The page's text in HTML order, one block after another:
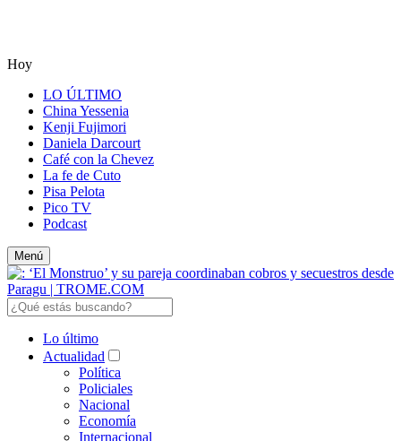
Hoy
LO ÚLTIMO
China Yessenia
Kenji Fujimori
Daniela Darcourt
Café con la Chevez
La fe de Cuto
Pisa Pelota
Pico TV
Podcast
Menú
Lo último
Actualidad
Política
Policiales
Nacional
Economía
Internacional